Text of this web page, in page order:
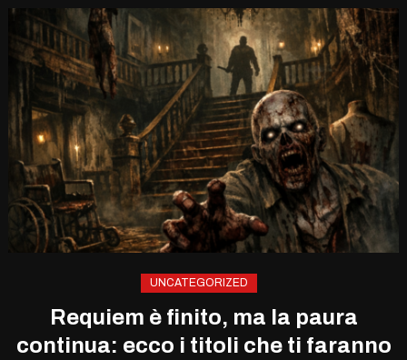
UNCATEGORIZED
Requiem è finito, ma la paura
continua: ecco i titoli che ti faranno